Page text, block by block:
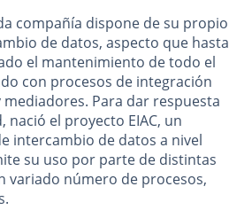
compañía dispone de su propio
de datos, aspecto que hasta
el mantenimiento de todo el
con procesos de integración
Para dar respuesta
nació el proyecto EIAC, un
intercambio de datos a nivel
su uso por parte de distintas
variado número de procesos,